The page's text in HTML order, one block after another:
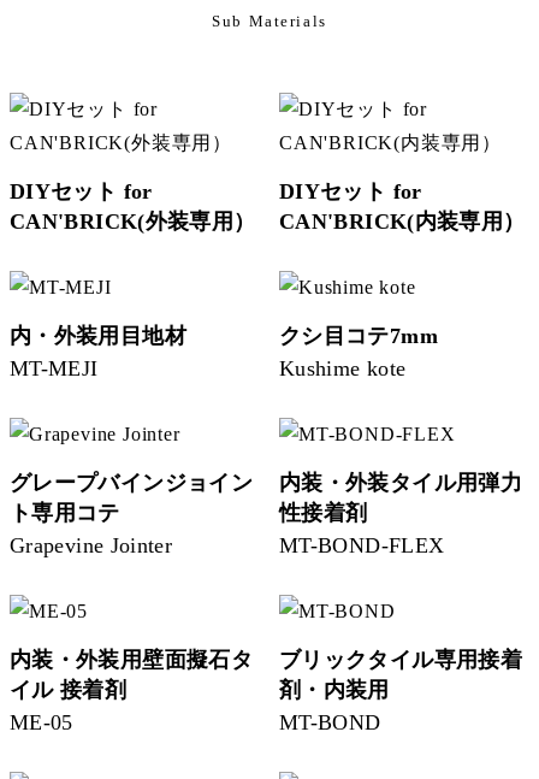
Sub Materials
DIYセット for
CAN'BRICK(外装専用）
DIYセット for
CAN'BRICK(内装専用）
内・外装用目地材
MT-MEJI
クシ目コテ7mm
Kushime kote
グレープバインジョイン
ト専用コテ
Grapevine Jointer
内装・外装タイル用弾力
性接着剤
MT-BOND-FLEX
内装・外装用壁面擬石タ
イル 接着剤
ME-05
ブリックタイル専用接着
剤・内装用
MT-BOND